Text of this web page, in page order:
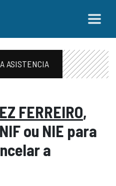
ASISTENCIA
FERREIRO,
ou NIE para
a